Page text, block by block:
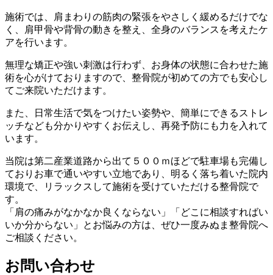
施術では、肩まわりの筋肉の緊張をやさしく緩めるだけでな
く、肩甲骨や背骨の動きを整え、全身のバランスを考えたケ
アを行います。
無理な矯正や強い刺激は行わず、お身体の状態に合わせた施
術を心がけておりますので、整骨院が初めての方でも安心し
てご来院いただけます。
また、日常生活で気をつけたい姿勢や、簡単にできるストレ
ッチなども分かりやすくお伝えし、再発予防にも力を入れて
います。
当院は第二産業道路から出て５００ｍほどで駐車場も完備し
ておりお車で通いやすい立地であり、明るく落ち着いた院内
環境で、リラックスして施術を受けていただける整骨院で
す。
「肩の痛みがなかなか良くならない」「どこに相談すればい
いか分からない」とお悩みの方は、ぜひ一度みぬま整骨院へ
ご相談ください。
お問い合わせ